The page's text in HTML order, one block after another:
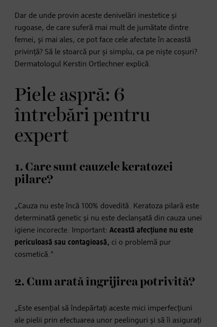
Dar de unde provin aceste denivelări inestetice și
rugoase, de care suferă mai mult de jumătate dintre
femei, și mai ales, ce pot face cele afectate în această
privință? Să le stoarcă pur și simplu, ca pe niște coșuri?
Dermatologul Kerstin Ortlechner explică.
Piele aspră: 6
întrebări pentru
expert
1. Care sunt cauzele keratozei
pilare?
„Cauza nu este încă 100% dovedită. Keratoza pilară este
determinată genetic și nu este declanșată din cauza unei
igiene incorecte. Important: Această afecțiune nu este
periculoasă sau contagioasă, ci o problemă pur
cosmetică."
2. Cum arată îngrijirea potrivită?
„Este esențial să îndepărtați aceste mici imperfecțiuni
ale pielii prin efectuarea unor peelinguri și să îi asigurați